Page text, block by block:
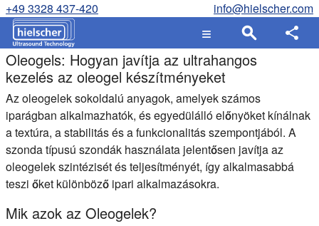
+49 3328 437-420 info@hielscher.com
Oleogels: Hogyan javítja az ultrahangos
kezelés az oleogel készítményeket
Az oleogelek sokoldalú anyagok, amelyek számos
iparágban alkalmazhatók, és egyedülálló előnyöket kínálnak
a textúra, a stabilitás és a funkcionalitás szempontjából. A
szonda típusú szondák használata jelentősen javítja az
oleogelek szintézisét és teljesítményét, így alkalmasabbá
teszi őket különböző ipari alkalmazásokra.
Mik azok az Oleogelek?